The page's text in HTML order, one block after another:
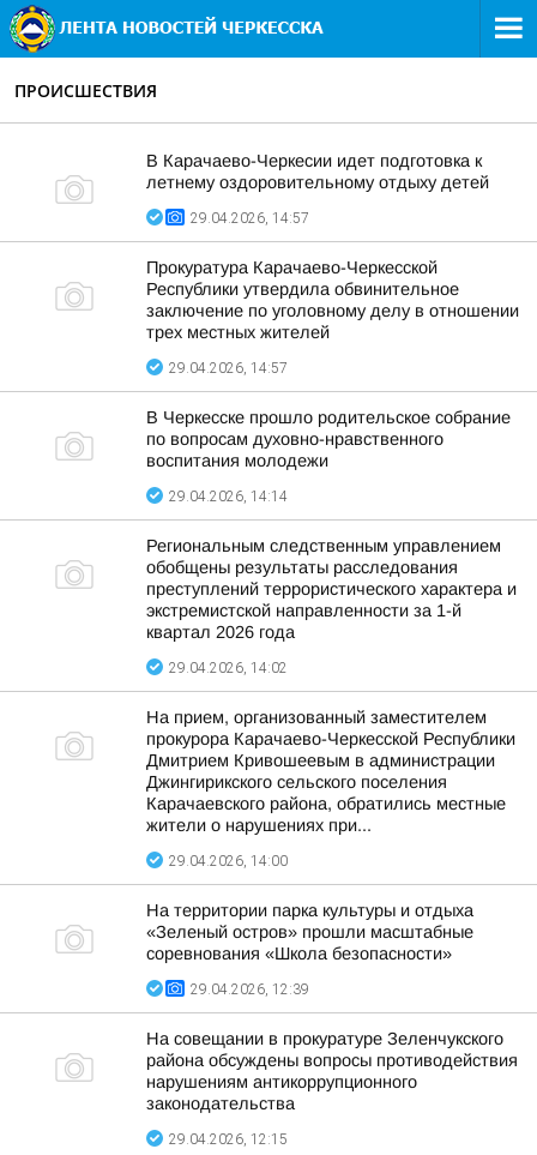
ПРОИСШЕСТВИЯ
В Карачаево-Черкесии идет подготовка к
летнему оздоровительному отдыху детей
29.04.2026, 14:57
Прокуратура Карачаево-Черкесской
Республики утвердила обвинительное
заключение по уголовному делу в отношении
трех местных жителей
29.04.2026, 14:57
В Черкесске прошло родительское собрание
по вопросам духовно-нравственного
воспитания молодежи
29.04.2026, 14:14
Региональным следственным управлением
обобщены результаты расследования
преступлений террористического характера и
экстремистской направленности за 1-й
квартал 2026 года
29.04.2026, 14:02
На прием, организованный заместителем
прокурора Карачаево-Черкесской Республики
Дмитрием Кривошеевым в администрации
Джингирикского сельского поселения
Карачаевского района, обратились местные
жители о нарушениях при...
29.04.2026, 14:00
На территории парка культуры и отдыха
«Зеленый остров» прошли масштабные
соревнования «Школа безопасности»
29.04.2026, 12:39
На совещании в прокуратуре Зеленчукского
района обсуждены вопросы противодействия
нарушениям антикоррупционного
законодательства
29.04.2026, 12:15